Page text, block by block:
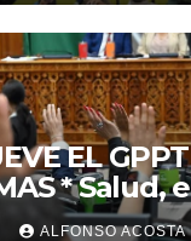
EL GPPT
electoral
de las
ALFONSO ACOSTA